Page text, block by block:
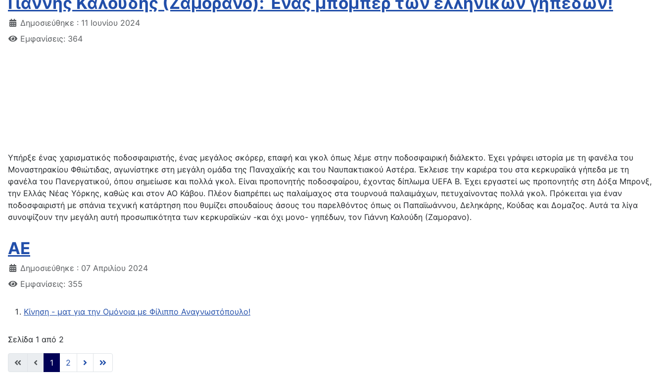
Δημοσιεύθηκε : 11 Ιουνίου 2024
Εμφανίσεις: 364
Υπήρξε ένας χαρισματικός ποδοσφαιριστής, ένας μεγάλος σκόρερ, επαφή και γκολ όπως λέμε στην ποδοσφαιρική διάλεκτο. Έχει γράψει ιστορία με τη φανέλα του
Μοναστηρακίου Φθιώτιδας, αγωνίστηκε στη μεγάλη ομάδα της Παναχαϊκής και του Ναυπακτιακού Αστέρα. Έκλεισε την καριέρα του στα κερκυραϊκά γήπεδα με τη
φανέλα του Πανεργατικού, όπου σημείωσε και πολλά γκολ. Είναι προπονητής ποδοσφαίρου, έχοντας δίπλωμα UEFA B. Έχει εργαστεί ως προπονητής στη Δόξα Μπρονξ,
την Ελλάς Νέας Υόρκης, καθώς και στον ΑΟ Κάβου. Πλέον διαπρέπει ως παλαίμαχος στα τουρνουά παλαιμάχων, πετυχαίνοντας πολλά γκολ. Πρόκειται για έναν
ποδοσφαιριστή με σπάνια τεχνική κατάρτηση που θυμίζει σπουδαίους άσους του παρελθόντος όπως οι Παπαϊωάννου, Δεληκάρης, Κούδας και Δομαζος. Αυτά τα λίγα
συνοψίζουν την μεγάλη αυτή προσωπικότητα των κερκυραϊκών -και όχι μονο- γηπέδων, τον Γιάννη Καλούδη (Ζαμορανο).
AE
Δημοσιεύθηκε : 07 Απριλίου 2024
Εμφανίσεις: 355
Κίνηση - ματ για την Ομόνοια με Φίλιππο Αναγνωστόπουλο!
Σελίδα 1 από 2
1 2